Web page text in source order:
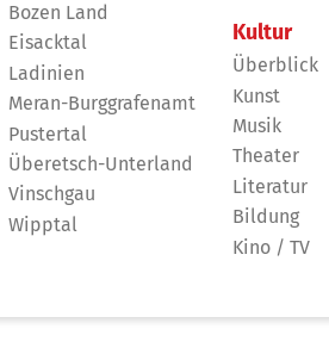
Bozen Land
Eisacktal
Ladinien
Meran-Burggrafenamt
Pustertal
Überetsch-Unterland
Vinschgau
Wipptal
Kultur
Überblick
Kunst
Musik
Theater
Literatur
Bildung
Kino / TV